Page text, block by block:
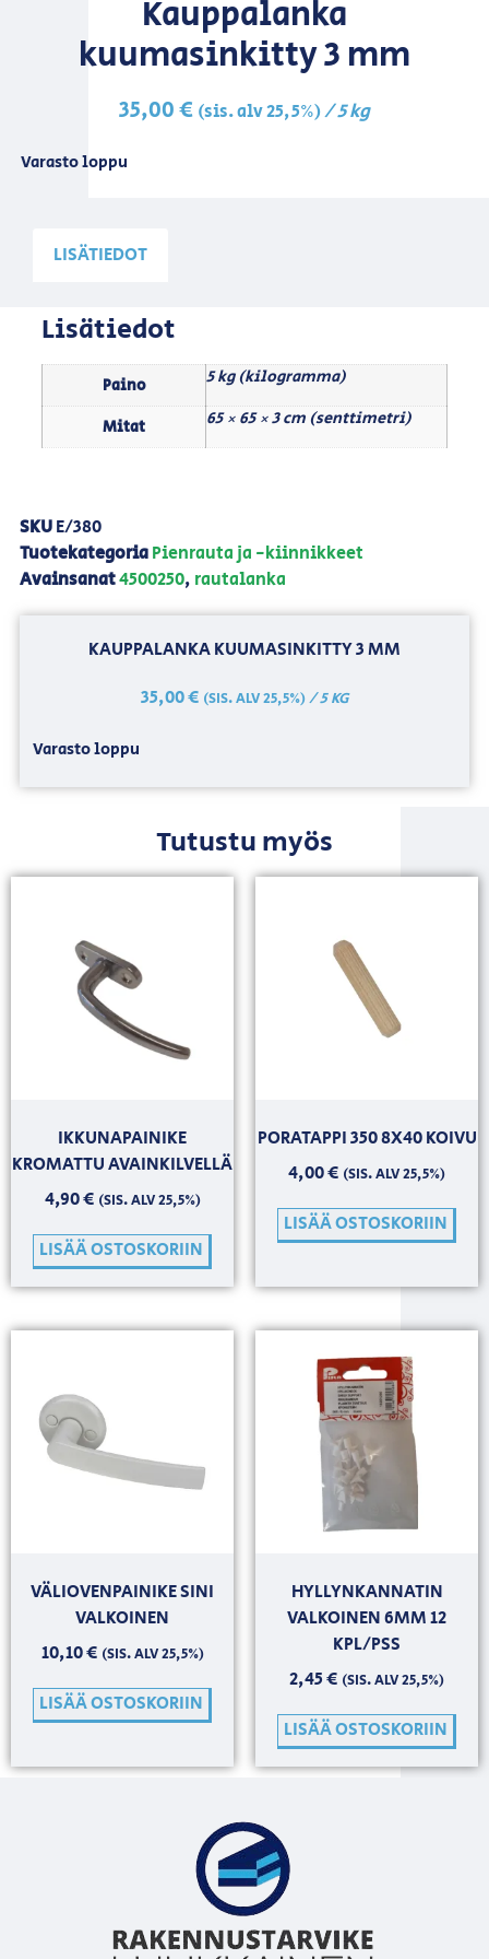
Kauppalanka
kuumasinkitty 3 mm
35,00€ (sis. alv 25,5%)/ 5 kg
Varasto loppu
LISÄTIEDOT
Lisätiedot
Paino 5 kg (kilogramma)
Mitat 65 × 65 × 3 cm (senttimetri)
SKUE/380
TuotekategoriaPienrauta ja -kiinnikkeet
Avainsanat4500250, rautalanka
KAUPPALANKA KUUMASINKITTY 3 MM
35,00€ (SIS. ALV 25,5%)/ 5 KG
Varasto loppu
Tutustu myös
IKKUNAPAINIKE
KROMATTU AVAINKILVELLÄ
4,90€ (SIS. ALV 25,5%)
LISÄÄ OSTOSKORIIN
PORATAPPI 350 8X40 KOIVU
4,00€ (SIS. ALV 25,5%)
LISÄÄ OSTOSKORIIN
VÄLIOVENPAINIKE SINI
VALKOINEN
10,10€ (SIS. ALV 25,5%)
LISÄÄ OSTOSKORIIN
HYLLYNKANNATIN
VALKOINEN 6MM 12
KPL/PSS
2,45€ (SIS. ALV 25,5%)
LISÄÄ OSTOSKORIIN